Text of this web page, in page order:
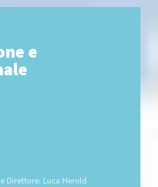
e
Direttore: Luca Herold